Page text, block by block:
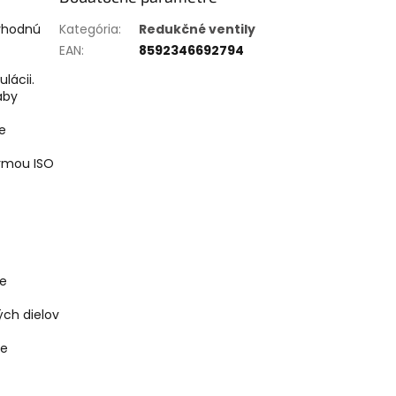
ISO
dielov
Kategória:
Redukčné ventily
EAN: 8592346692794